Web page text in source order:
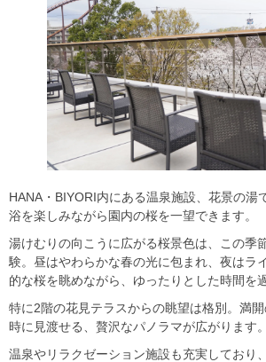
HANA・BIYORI内にある温泉施設、花景の湯
浴を楽しみながら園内の桜を一望できます。
湯けむりの向こうに広がる桜景色は、この季
験。昼はやわらかな春の光に包まれ、夜はラ
的な桜を眺めながら、ゆったりとした時間を
特に2階の花見テラスからの眺望は格別。満
時に見渡せる、贅沢なパノラマが広がります。
温泉やリラクゼーション施設も充実しており